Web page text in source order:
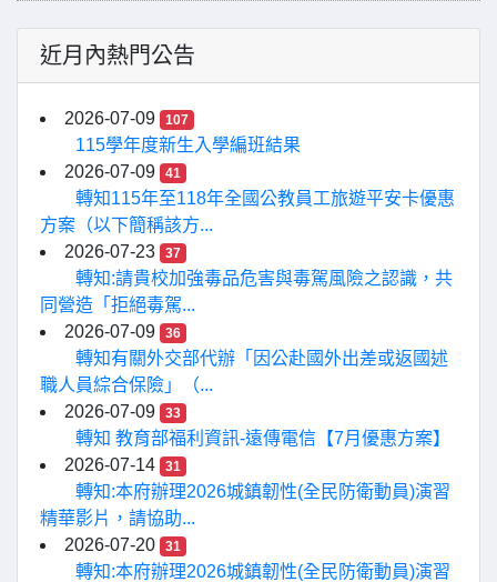
近月內熱門公告
2026-07-09 107
115學年度新生入學編班結果
2026-07-09
41
轉知115年至118年全國公教員工旅遊平安卡優惠
方案（以下簡稱該方...
2026-07-23
37
轉知:請貴校加強毒品危害與毒駕風險之認識，共
同營造「拒絕毒駕...
2026-07-09
36
轉知有關外交部代辦「因公赴國外出差或返國述
職人員綜合保險」（...
2026-07-09
33
轉知 教育部福利資訊-遠傳電信【7月優惠方案】
2026-07-14
31
轉知:本府辦理2026城鎮韌性(全民防衛動員)演習
精華影片，請協助...
2026-07-20
31
轉知:本府辦理2026城鎮韌性(全民防衛動員)演習